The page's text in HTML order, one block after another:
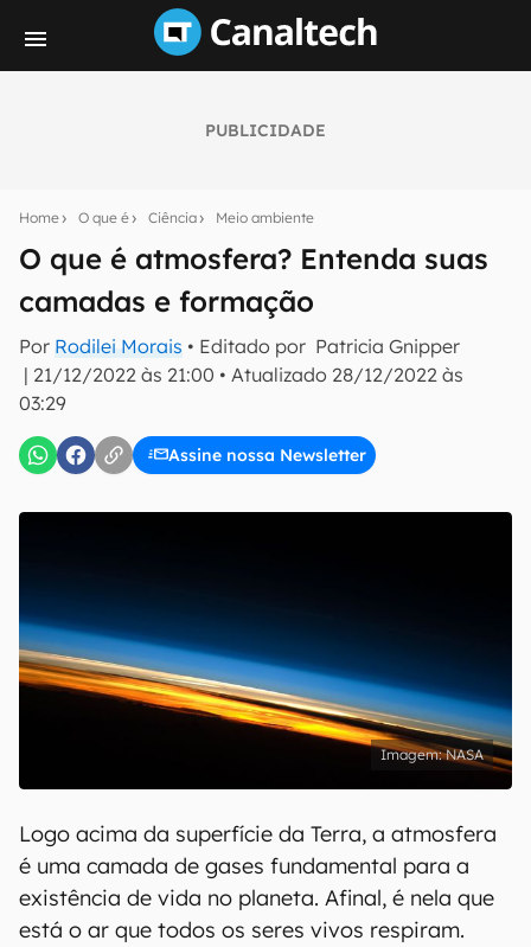
PUBLICIDADE
Home O que é Ciência Meio ambiente
O que é atmosfera? Entenda suas
camadas e formação
Por Rodilei Morais • Editado por Patricia Gnipper
| 21/12/2022 às 21:00 • Atualizado 28/12/2022 às
03:29
Assine nossa Newsletter
notícias e reviews sobre tecnologia em primeira
E-mail
Confirmo que li, aceito e concordo com os
NASA
Logo acima da superfície da Terra, a atmosfera
é uma camada de gases fundamental para a
existência de vida no planeta. Afinal, é nela que
está o ar que todos os seres vivos respiram.